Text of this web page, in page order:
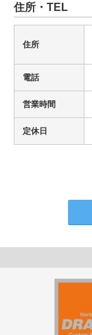
住所・TEL
住所
電話
営業時間
定休日